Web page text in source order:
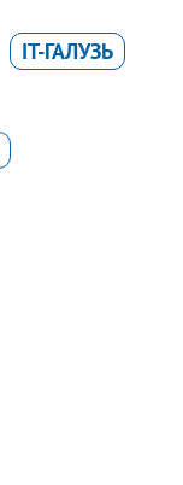
IT-ГАЛУЗЬ